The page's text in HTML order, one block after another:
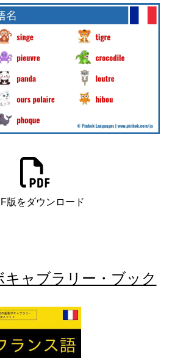
版をダウンロード
キャブラリー・ブック